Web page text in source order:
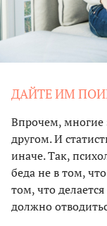
ДАЙТЕ ИМ
Впрочем, многие
другом. И
иначе. Так,
беда не в том,
том, что
должно